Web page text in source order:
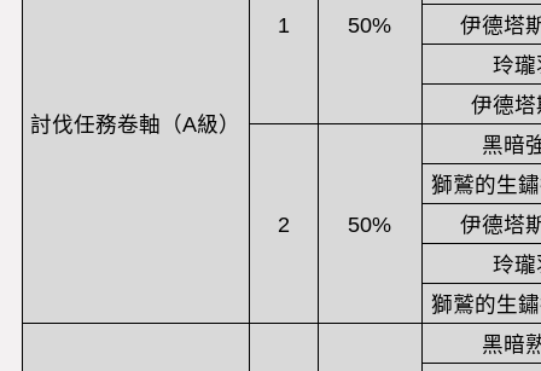
討伐任務卷軸（A級）
1 50%
伊德塔
玲
伊德
2 50%
黑暗
獅鷲的生
伊德塔
玲
獅鷲的生
黑暗